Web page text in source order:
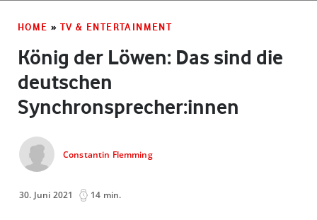
HOME » TV & ENTERTAINMENT
König der Löwen: Das sind die
deutschen
Synchronsprecher:innen
Constantin Flemming
30. Juni 2021 14 min.